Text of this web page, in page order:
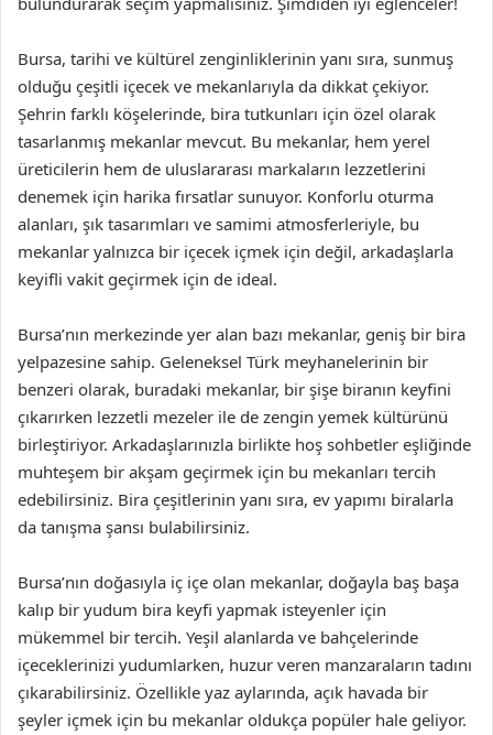
Bursa, tarihi ve kültürel zenginliklerinin yanı sıra, sunmuş
olduğu çeşitli içecek ve mekanlarıyla da dikkat çekiyor.
Şehrin farklı köşelerinde, bira tutkunları için özel olarak
tasarlanmış mekanlar mevcut. Bu mekanlar, hem yerel
üreticilerin hem de uluslararası markaların lezzetlerini
denemek için harika fırsatlar sunuyor. Konforlu oturma
alanları, şık tasarımları ve samimi atmosferleriyle, bu
mekanlar yalnızca bir içecek içmek için değil, arkadaşlarla
keyifli vakit geçirmek için de ideal.
Bursa’nın merkezinde yer alan bazı mekanlar, geniş bir bira
yelpazesine sahip. Geleneksel Türk meyhanelerinin bir
benzeri olarak, buradaki mekanlar, bir şişe biranın keyfini
çıkarırken lezzetli mezeler ile de zengin yemek kültürünü
birleştiriyor. Arkadaşlarınızla birlikte hoş sohbetler eşliğinde
muhteşem bir akşam geçirmek için bu mekanları tercih
edebilirsiniz. Bira çeşitlerinin yanı sıra, ev yapımı biralarla
da tanışma şansı bulabilirsiniz.
Bursa’nın doğasıyla iç içe olan mekanlar, doğayla baş başa
kalıp bir yudum bira keyfi yapmak isteyenler için
mükemmel bir tercih. Yeşil alanlarda ve bahçelerinde
içeceklerinizi yudumlarken, huzur veren manzaraların tadını
çıkarabilirsiniz. Özellikle yaz aylarında, açık havada bir
şeyler içmek için bu mekanlar oldukça popüler hale geliyor.